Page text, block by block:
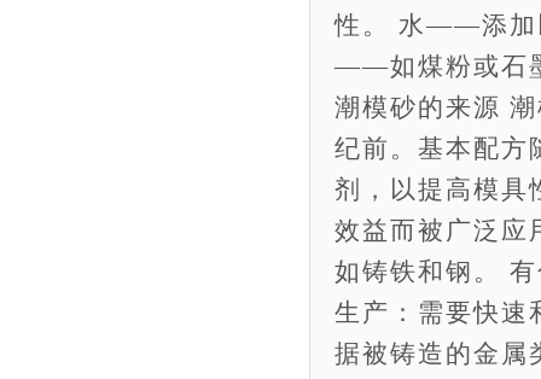
性。 水——添加
——如煤粉或石
潮模砂的来源
纪前。基本配方
剂，以提高模具
效益而被广泛应
如铸铁和钢。
生产：需要快速
据被铸造的金属